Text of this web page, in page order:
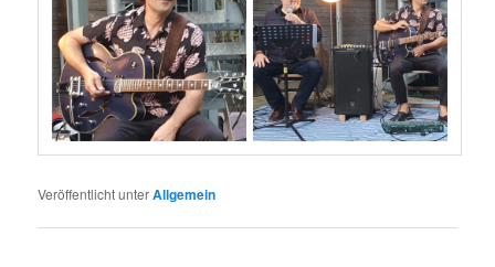
Veröffentlicht unterAllgemein